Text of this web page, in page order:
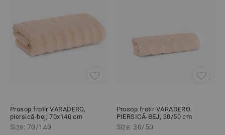
Prosop frotir VARADERO,
piersică-bej, 70х140 cm
Size: 70/140
Prosop frotir VARADERO
PIERSICĂ-BEJ, 30/50 cm
Size: 30/50